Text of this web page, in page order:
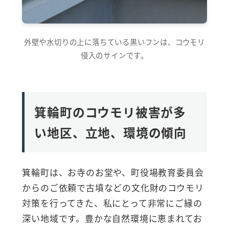
外壁や水切りの上に落ちている黒いフンは、コウモリ
侵入のサインです。
箕輪町のコウモリ被害が多
い地区、立地、環境の傾向
箕輪町は、お寺のお堂や、町役場教育委員会
からのご依頼で古墳などの文化財のコウモリ
対策を行ってきた、私にとって非常にご縁の
深い地域です。豊かな自然環境に恵まれてお